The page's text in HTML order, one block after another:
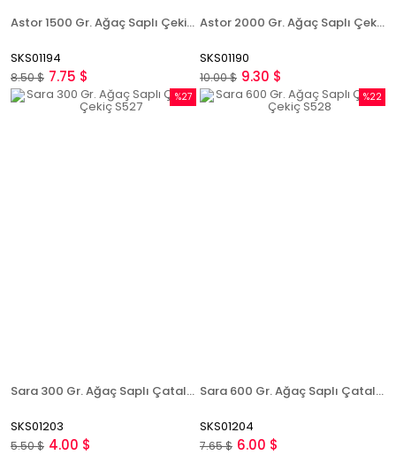
Astor 1500 Gr. Ağaç Saplı Çekiç AS.CEK1500
SKS01194
7.75 $
8.50 $
Astor 2000 Gr. Ağaç Saplı Çekiç AS.CEK2000
SKS01190
9.30 $
10.00 $
Sara 300 Gr. Ağaç Saplı Çatal Çekiç S527
SKS01203
4.00 $
5.50 $
%27
Sara 600 Gr. Ağaç Saplı Çatal Çekiç S528
SKS01204
6.00 $
7.65 $
%22